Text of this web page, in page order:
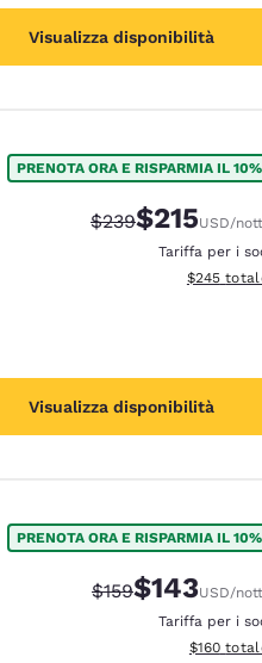
Visualizza disponibilità
PRENOTA ORA E RISPARMIA IL 10%
Tariffa di
$239Tariffa
$215USD/
Tariffa per i
$245
Visualizza disponibilità
PRENOTA ORA E RISPARMIA IL 10%
Tariffa di
$159Tariffa
$143USD/
Tariffa per i
$160